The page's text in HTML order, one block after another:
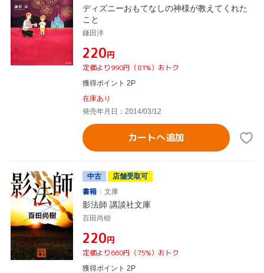
ディズニーおもてなしの神様が教えてくれた
こと
鎌田洋
¥220円
定価より990円（81%）おトク
獲得ポイント 2P
在庫あり
発売年月日：2014/03/12
カートへ追加
中古
店舗受取可
書籍
文庫
影法師 講談社文庫
百田尚樹
¥220円
定価より660円（75%）おトク
獲得ポイント 2P